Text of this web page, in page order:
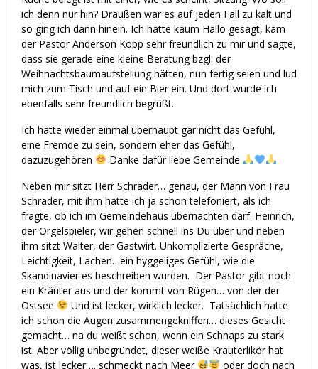
ich denn nur hin? Draußen war es auf jeden Fall zu kalt und
so ging ich dann hinein. Ich hatte kaum Hallo gesagt, kam
der Pastor Anderson Kopp sehr freundlich zu mir und sagte,
dass sie gerade eine kleine Beratung bzgl. der
Weihnachtsbaumaufstellung hätten, nun fertig seien und lud
mich zum Tisch und auf ein Bier ein. Und dort wurde ich
ebenfalls sehr freundlich begrüßt.
Ich hatte wieder einmal überhaupt gar nicht das Gefühl,
eine Fremde zu sein, sondern eher das Gefühl,
dazuzugehören
Danke dafür liebe Gemeinde
Neben mir sitzt Herr Schrader… genau, der Mann von Frau
Schrader, mit ihm hatte ich ja schon telefoniert, als ich
fragte, ob ich im Gemeindehaus übernachten darf. Heinrich,
der Orgelspieler, wir gehen schnell ins Du über und neben
ihm sitzt Walter, der Gastwirt. Unkomplizierte Gespräche,
Leichtigkeit, Lachen…ein hyggeliges Gefühl, wie die
Skandinavier es beschreiben würden. Der Pastor gibt noch
ein Kräuter aus und der kommt von Rügen… von der der
Ostsee
Und ist lecker, wirklich lecker. Tatsächlich hatte
ich schon die Augen zusammengekniffen… dieses Gesicht
gemacht… na du weißt schon, wenn ein Schnaps zu stark
ist. Aber völlig unbegründet, dieser weiße Kräuterlikör hat
was, ist lecker…. schmeckt nach Meer
oder doch nach